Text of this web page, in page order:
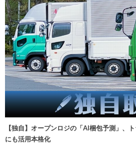
【独自】オープンロジの「AI梱包予測」、
にも活用本格化